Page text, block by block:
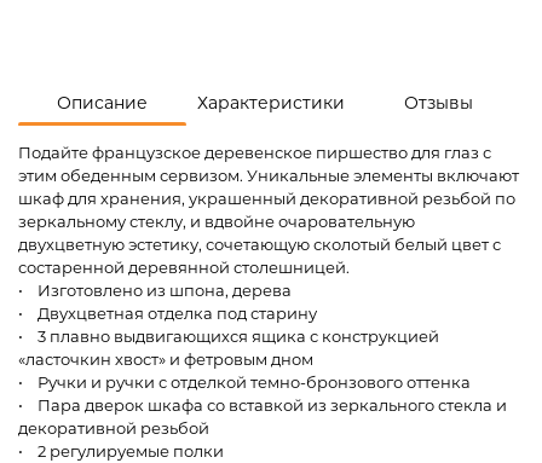
Описание Характеристики Отзывы
Подайте французское деревенское пиршество для глаз с
этим обеденным сервизом. Уникальные элементы включают
шкаф для хранения, украшенный декоративной резьбой по
зеркальному стеклу, и вдвойне очаровательную
двухцветную эстетику, сочетающую сколотый белый цвет с
состаренной деревянной столешницей.
• Изготовлено из шпона, дерева
• Двухцветная отделка под старину
• 3 плавно выдвигающихся ящика с конструкцией
«ласточкин хвост» и фетровым дном
• Ручки и ручки с отделкой темно-бронзового оттенка
• Пара дверок шкафа со вставкой из зеркального стекла и
декоративной резьбой
• 2 регулируемые полки